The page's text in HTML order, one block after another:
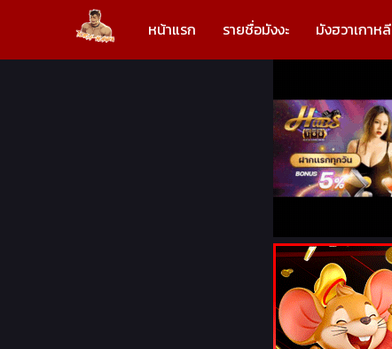
หน้าแรก รายชื่อมังงะ มังฮวาเกาหลี